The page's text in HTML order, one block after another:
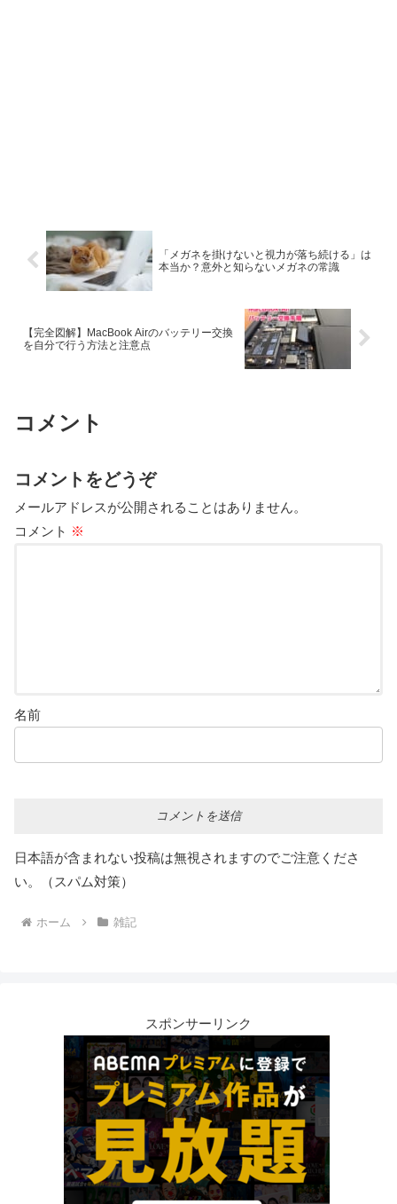
「メガネを掛けないと視力が落ち続ける」は
本当か？意外と知らないメガネの常識
【完全図解】MacBook Airのバッテリー交換
を自分で行う方法と注意点
コメント
コメントをどうぞ
メールアドレスが公開されることはありません。
コメント ※
名前
日本語が含まれない投稿は無視されますのでご注意くださ
い。（スパム対策）
ホーム 雑記
スポンサーリンク